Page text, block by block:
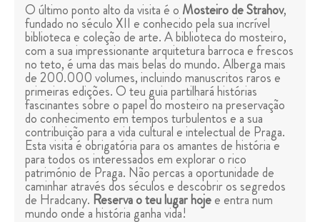
O último ponto alto da visita é o Mosteiro de Strahov,
fundado no século XII e conhecido pela sua incrível
biblioteca e coleção de arte. A biblioteca do mosteiro,
com a sua impressionante arquitetura barroca e frescos
no teto, é uma das mais belas do mundo. Alberga mais
de 200.000 volumes, incluindo manuscritos raros e
primeiras edições. O teu guia partilhará histórias
fascinantes sobre o papel do mosteiro na preservação
do conhecimento em tempos turbulentos e a sua
contribuição para a vida cultural e intelectual de Praga.
Esta visita é obrigatória para os amantes de história e
para todos os interessados em explorar o rico
património de Praga. Não percas a oportunidade de
caminhar através dos séculos e descobrir os segredos
de Hradcany. Reserva o teu lugar hojee entra num
mundo onde a história ganha vida!